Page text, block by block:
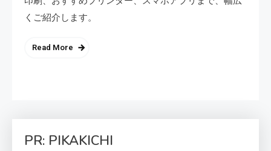
くご紹介します。
Read More
PR: PIKAKICHI